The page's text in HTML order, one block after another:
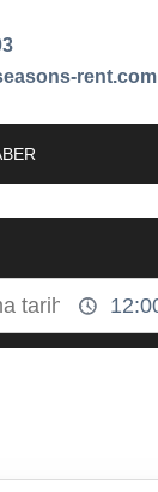
rent.com